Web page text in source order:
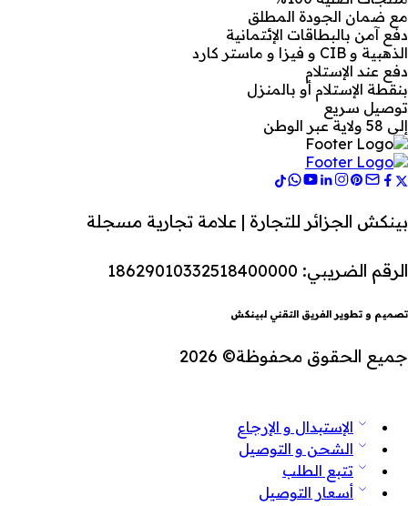
مع ضمان الجودة المطلق
دفع آمن بالبطاقات الإئتمانية
الذهبية و CIB و فيزا و ماستر كارد
دفع عند الإستلام
بنقطة الإستلام أو بالمنزل
توصيل سريع
إلى 58 ولاية عبر الوطن
بينكش الجزائر للتجارة | علامة تجارية مسجلة
الرقم الضريبي: 18629010332518400000
تصميم و تطوير الفريق التقني لبينكش
جميع الحقوق محفوظة© 2026
الإستبدال و الإرجاع
الشحن و التوصيل
تتبع الطلب
أسعار التوصيل